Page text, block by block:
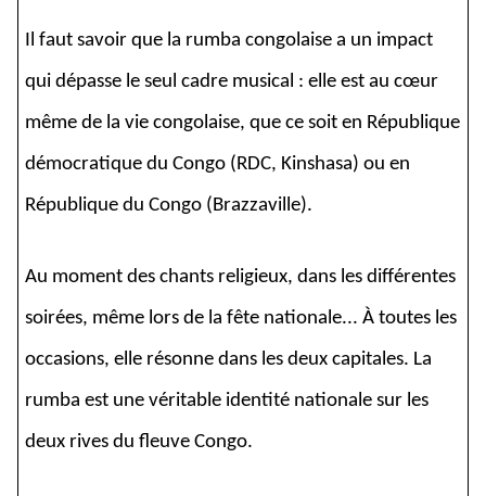
Il faut savoir que la rumba congolaise a un impact
qui dépasse le seul cadre musical : elle est au cœur
même de la vie congolaise, que ce soit en République
démocratique du Congo (RDC, Kinshasa) ou en
République du Congo (Brazzaville).
Au moment des chants religieux, dans les différentes
soirées, même lors de la fête nationale... À toutes les
occasions, elle résonne dans les deux capitales. La
rumba est une véritable identité nationale sur les
deux rives du fleuve Congo.